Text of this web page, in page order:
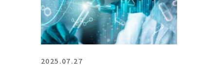
2025.07.27